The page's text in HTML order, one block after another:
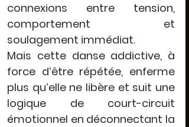
connexions entre tension,
comportement et
soulagement immédiat.
Mais cette danse addictive, à
force d’être répétée, enferme
plus qu’elle ne libère
logique de court-circuit
émotionnel en déconnectant la